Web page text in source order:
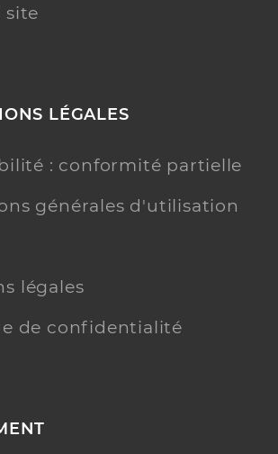
site
LÉGALES
: conformité partielle
générales d'utilisation
légales
de confidentialité